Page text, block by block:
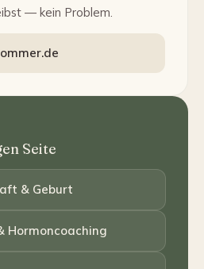
— kein Problem.
Seite
& Geburt
Hormoncoaching